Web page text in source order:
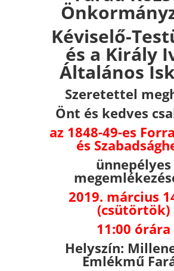
Kéviselő-
és a Király
Általános
Szeretettel
Önt és kedves
az 1848-49-es
és
ünnepélyes
2019. március
(csütörtök)
11:00 órára
Helyszín:
Emlékmű